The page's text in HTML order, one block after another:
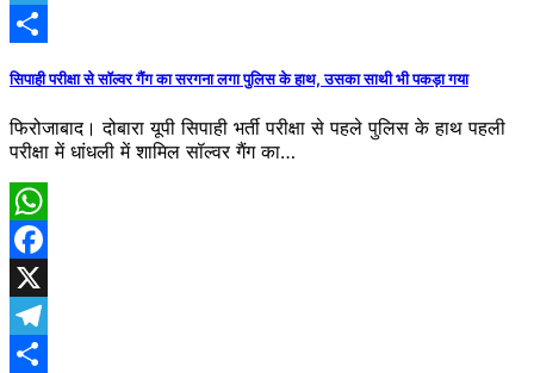
Telegram
सिपाही परीक्षा से सॉल्वर गैंग का सरगना लगा पुलिस के हाथ, उसका साथी भी पकड़ा गया
फिरोजाबाद। दोबारा यूपी सिपाही भर्ती परीक्षा से पहले पुलिस के हाथ पहली
परीक्षा में धांधली में शामिल सॉल्वर गैंग का…
WhatsApp
Facebook
X
Telegram